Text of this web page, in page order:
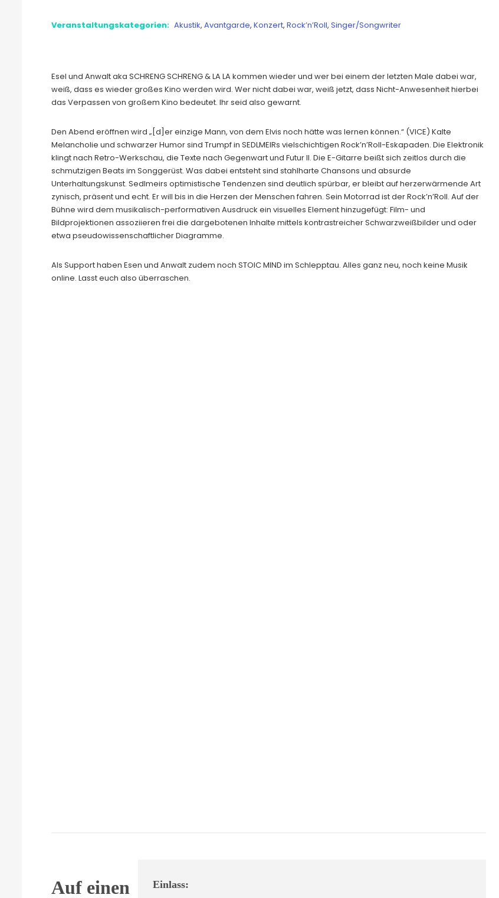
Veranstaltungskategorien: Akustik, Avantgarde, Konzert, Rock’n’Roll, Singer/Songwriter
Esel und Anwalt aka SCHRENG SCHRENG & LA LA kommen wieder und wer bei einem der letzten Male dabei war,
weiß, dass es wieder großes Kino werden wird. Wer nicht dabei war, weiß jetzt, dass Nicht-Anwesenheit hierbei
das Verpassen von großem Kino bedeutet. Ihr seid also gewarnt.
Den Abend eröffnen wird „[d]er einzige Mann, von dem Elvis noch hätte was lernen können.“ (VICE) Kalte
Melancholie und schwarzer Humor sind Trumpf in SEDLMEIRs vielschichtigen Rock’n’Roll-Eskapaden. Die Elektronik
klingt nach Retro-Werkschau, die Texte nach Gegenwart und Futur II. Die E-Gitarre beißt sich zeitlos durch die
schmutzigen Beats im Songgerüst. Was dabei entsteht sind stahlharte Chansons und absurde
Unterhaltungskunst. Sedlmeirs optimistische Tendenzen sind deutlich spürbar, er bleibt auf herzerwärmende Art
zynisch, präsent und echt. Er will bis in die Herzen der Menschen fahren. Sein Motorrad ist der Rock’n’Roll. Auf der
Bühne wird dem musikalisch-performativen Ausdruck ein visuelles Element hinzugefügt: Film- und
Bildprojektionen assoziieren frei die dargebotenen Inhalte mittels kontrastreicher Schwarzweißbilder und oder
etwa pseudowissenschaftlicher Diagramme.
Als Support haben Esen und Anwalt zudem noch STOIC MIND im Schlepptau. Alles ganz neu, noch keine Musik
online. Lasst euch also überraschen.
Auf einen
Einlass: